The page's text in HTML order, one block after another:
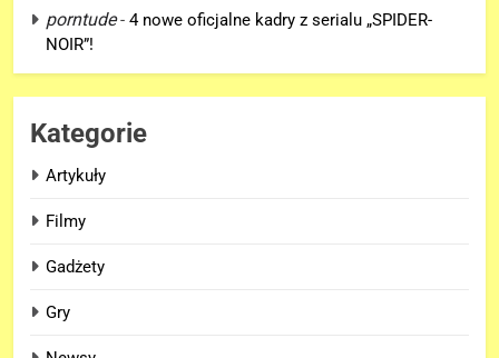
porntude- 4 nowe oficjalne kadry z serialu „SPIDER-
NOIR”!
Kategorie
Artykuły
Filmy
Gadżety
Gry
ważny wątek w „AVENGERS:
FILMY